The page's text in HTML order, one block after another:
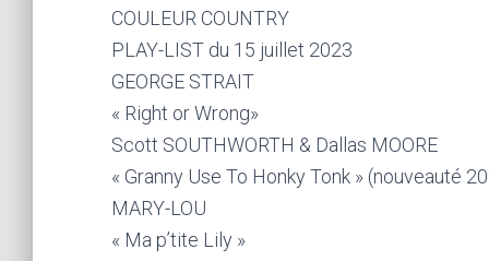
COULEUR COUNTRY
PLAY-LIST du 15 juillet 2023
GEORGE STRAIT
« Right or Wrong»
Scott SOUTHWORTH & Dallas MOORE
« Granny Use To Honky Tonk » (nouveauté
MARY-LOU
« Ma p’tite Lily »